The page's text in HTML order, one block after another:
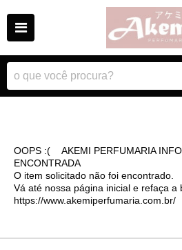
OOPS :( AKEMI PERFUMARIA
ENCONTRADA
O item solicitado não foi encontrado.
Vá até nossa página inicial e refaça a
https://www.akemiperfumaria.com.br/